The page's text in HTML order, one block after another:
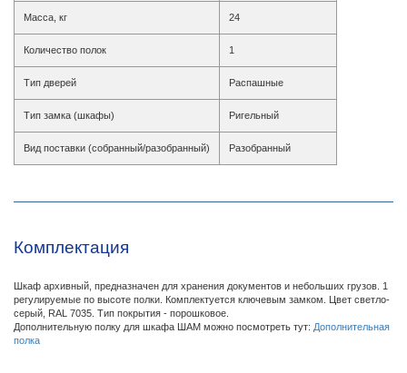
Масса, кг 24
Количество полок 1
Тип дверей Распашные
Тип замка (шкафы) Ригельный
Вид поставки (собранный/разобранный) Разобранный
Комплектация
Шкаф архивный, предназначен для хранения документов и небольших грузов. 1
регулируемые по высоте полки. Комплектуется ключевым замком. Цвет светло-
серый, RAL 7035. Тип покрытия - порошковое.
Дополнительную полку для шкафа ШАМ можно посмотреть тут: Дополнительная
полка